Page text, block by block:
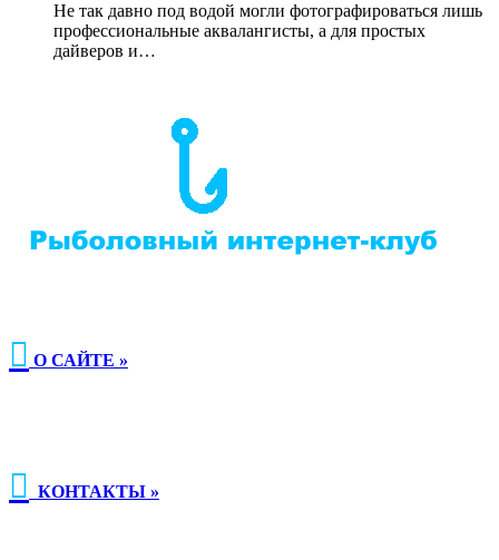
Не так давно под водой могли фотографироваться лишь
профессиональные аквалангисты, а для простых
дайверов и…
 О САЙТЕ »
 КОНТАКТЫ »